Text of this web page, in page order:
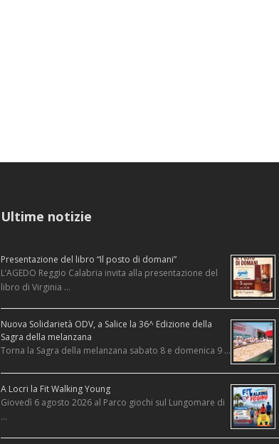
Ultime notizie
Presentazione del libro “Il posto di domani”
L’AGEDO Reggio Calabria invita alla presentazione del
libro di Virginia …
Nuova Solidarietà ODV, a Salice la 36^ Edizione della
Sagra della melanzana
Torna la Sagra della melanzana sabato 8 e domenica 9 …
A Locri la Fit Walking Young
Giovedì 6 agosto 2026 al Parco giochi sul Lungomare di
…